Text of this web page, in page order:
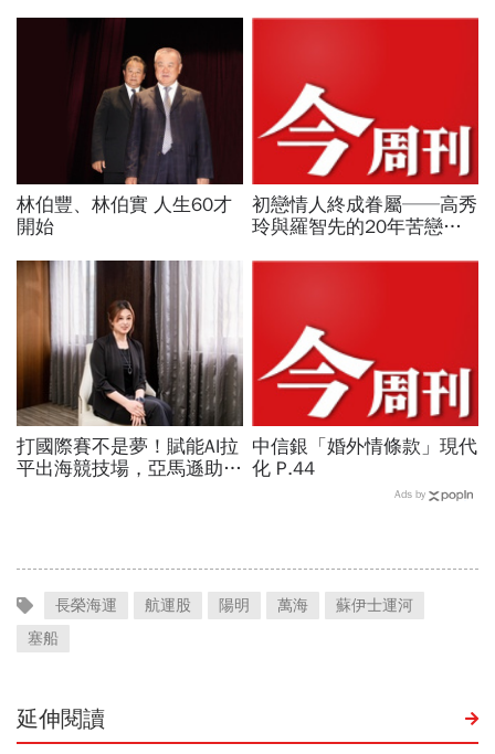
林伯豐、林伯實 人生60才
開始
初戀情人終成眷屬──高秀
玲與羅智先的20年苦戀
打國際賽不是夢！賦能AI拉
平出海競技場，亞馬遜助攻
中信銀「婚外情條款」現代
化 P.44
Ads by
長榮海運 航運股 陽明 萬海
蘇伊士運河
塞船
延伸閱讀